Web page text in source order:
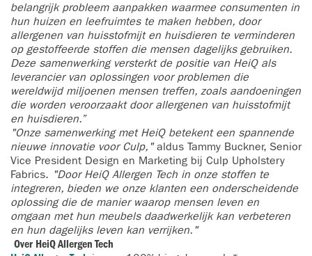
belangrijk probleem aanpakken waarmee consumenten in
hun huizen en leefruimtes te maken hebben, door
allergenen van huisstofmijt en huisdieren te verminderen
op gestoffeerde stoffen die mensen dagelijks gebruiken.
Deze samenwerking versterkt de positie van HeiQ als
leverancier van oplossingen voor problemen die
wereldwijd miljoenen mensen treffen, zoals aandoeningen
die worden veroorzaakt door allergenen van huisstofmijt
en huisdieren.”
"Onze samenwerking met HeiQ betekent een spannende
nieuwe innovatie voor Culp,"aldus Tammy Buckner, Senior
Vice President Design en Marketing bij Culp Upholstery
Fabrics. "Door HeiQ Allergen Tech in onze stoffen te
integreren, bieden we onze klanten een onderscheidende
oplossing die de manier waarop mensen leven en
omgaan met hun meubels daadwerkelijk kan verbeteren
en hun dagelijks leven kan verrijken."
Over HeiQ Allergen Tech